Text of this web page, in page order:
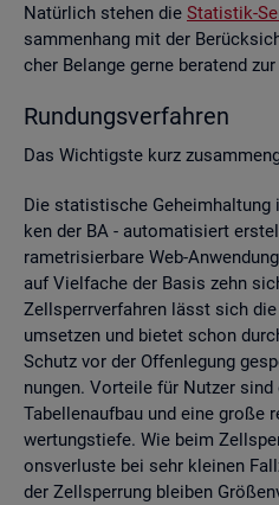
Na­tür­lich ste­hen die Sta­tis­tik-
sam­men­hang mit der
cher Be­lan­ge gerne be­ra­tend
Run­dungs­ver­fah­ren
Das Wich­tigs­te kurz
Die sta­tis­ti­sche
ken der BA - au­to­ma­ti­siert
ra­me­tri­sier­ba­re Web-
auf Viel­fa­che der Basis zehn
Zell­sperr­ver­fah­ren lässt sich
um­set­zen und bie­tet schon
Schutz vor der Of­fen­le­gung
nun­gen. Vor­tei­le für Nut­zer
Ta­bel­len­auf­bau und eine große
wer­tungs­tie­fe. Wie beim
ons­ver­lus­te bei sehr klei­nen
der Zell­sper­rung blei­ben